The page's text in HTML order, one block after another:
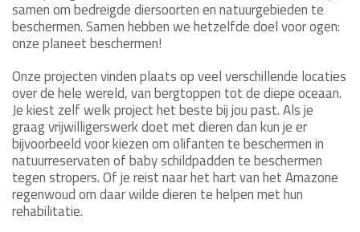
samen om bedreigde diersoorten en natuurgebieden te
beschermen. Samen hebben we hetzelfde doel voor ogen:
onze planeet beschermen!
Onze projecten vinden plaats op veel verschillende locaties
over de hele wereld, van bergtoppen tot de diepe oceaan.
Je kiest zelf welk project het beste bij jou past. Als je
graag vrijwilligerswerk doet met dieren dan kun je er
bijvoorbeeld voor kiezen om olifanten te beschermen in
natuurreservaten of baby schildpadden te beschermen
tegen stropers. Of je reist naar het hart van het Amazone
regenwoud om daar wilde dieren te helpen met hun
rehabilitatie.